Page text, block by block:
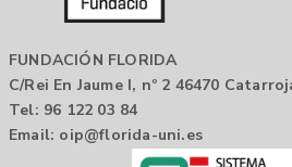
FUNDACIÓN FLORIDA
C/Rei En Jaume I, nº 2 46470
Tel: 96 122 03 84
Email: oip@florida-uni.es